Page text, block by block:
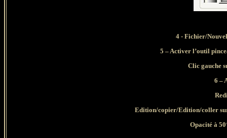
4 - Fichier/
5 – Activer l’outil
Clic gauche
6 –
Edition/copier/Edition/coller
Opacité à